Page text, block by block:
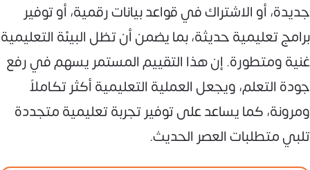
جديدة، أو الاشتراك في قواعد بيانات رقمية، أو توفير
برامج تعليمية حديثة، بما يضمن أن تظل البيئة التعليمية
غنية ومتطورة. إن هذا التقييم المستمر يسهم في رفع
جودة التعلم، ويجعل العملية التعليمية أكثر تكاملاً
ومرونة، كما يساعد على توفير تجربة تعليمية متجددة
تلبي متطلبات العصر الحديث.